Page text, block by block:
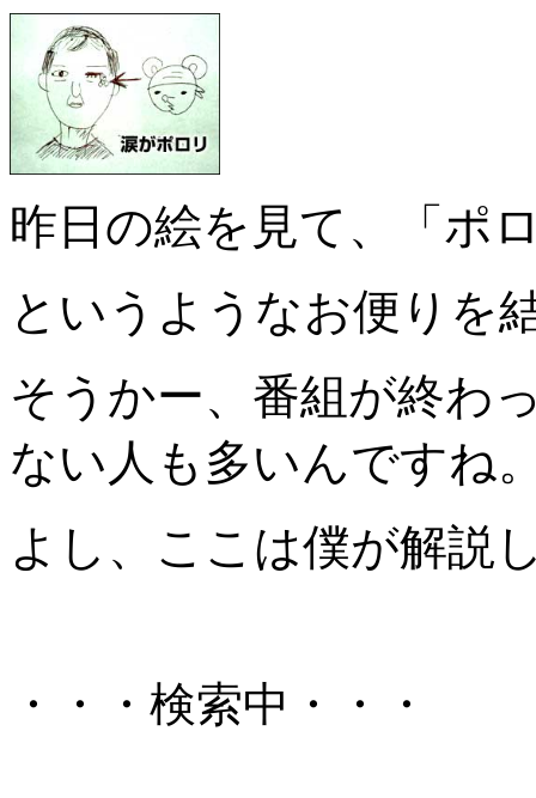
昨日の絵を見て、「ポ
というようなお便りを
そうかー、番組が終わ
ない人も多いんですね
よし、ここは僕が解説
・・・検索中・・・